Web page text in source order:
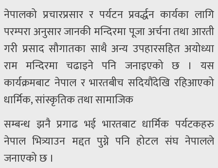
नेपालको प्रचारप्रसार र पर्यटन प्रवर्द्धन कार्यका लागि
परम्परा अनुसार जानकी मन्दिरमा पूजा अर्चना तथा आरती
गरी प्रसाद सौगातका साथै अन्य उपहारसहित अयोध्या
राम मन्दिरमा चढाइने पनि जनाइएको छ । यस
कार्यक्रमबाट नेपाल र भारतबीच सदियौंदेखि रहिआएको
धार्मिक, सांस्कृतिक तथा सामाजिक
सम्बन्ध झनै प्रगाढ भई भारतबाट धार्मिक पर्यटकहरु
नेपाल भित्र्याउन मद्दत पुग्ने पनि होटल संघ नेपालले
जनाएको छ ।